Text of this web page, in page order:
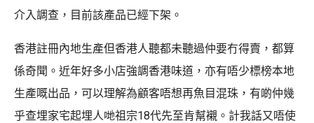
介入調查，目前該產品已經下架。
香港註冊內地生產但香港人聽都未聽過仲要冇得賣，都算
係奇聞。近年好多小店強調香港味道，亦有唔少標榜本地
生產嘅出品，可以理解為顧客唔想再魚目混珠，有啲仲幾
乎查埋家宅起埋人哋祖宗18代先至肯幫襯。計我話又唔使